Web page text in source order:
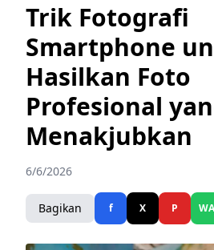
Trik Fotografi
Smartphone
Hasilkan Foto
Profesional
Menakjubkan
6/6/2026
Bagikan f X P WA